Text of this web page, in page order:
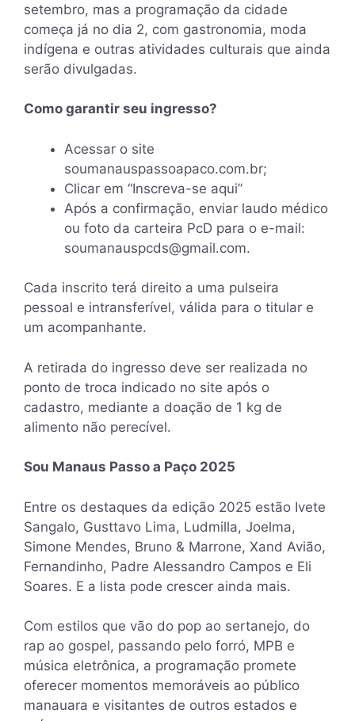
setembro, mas a programação da cidade
começa já no dia 2, com gastronomia, moda
indígena e outras atividades culturais que ainda
serão divulgadas.
Como garantir seu ingresso?
Acessar o site
soumanauspassoapaco.com.br;
Clicar em “Inscreva-se aqui”
Após a confirmação, enviar laudo médico
ou foto da carteira PcD para o e-mail:
soumanauspcds@gmail.com.
Cada inscrito terá direito a uma pulseira
pessoal e intransferível, válida para o titular e
um acompanhante.
A retirada do ingresso deve ser realizada no
ponto de troca indicado no site após o
cadastro, mediante a doação de 1 kg de
alimento não perecível.
Sou Manaus Passo a Paço 2025
Entre os destaques da edição 2025 estão Ivete
Sangalo, Gusttavo Lima, Ludmilla, Joelma,
Simone Mendes, Bruno & Marrone, Xand Avião,
Fernandinho, Padre Alessandro Campos e Eli
Soares. E a lista pode crescer ainda mais.
Com estilos que vão do pop ao sertanejo, do
rap ao gospel, passando pelo forró, MPB e
música eletrônica, a programação promete
oferecer momentos memoráveis ao público
manauara e visitantes de outros estados e